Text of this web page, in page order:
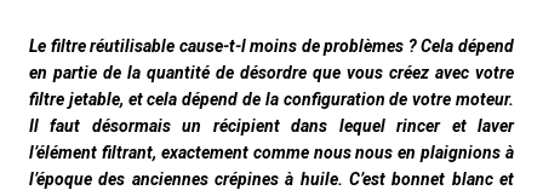
Le filtre réutilisable cause-t-l moins de problèmes ? Cela dépend
en partie de la quantité de désordre que vous créez avec votre
filtre jetable, et cela dépend de la configuration de votre moteur.
Il faut désormais un récipient dans lequel rincer et laver
l’élément filtrant, exactement comme nous nous en plaignions à
l’époque des anciennes crépines à huile. C’est bonnet blanc et